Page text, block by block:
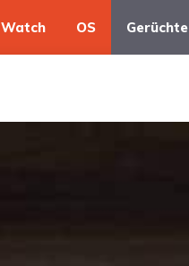
Watch OS Gerüchte